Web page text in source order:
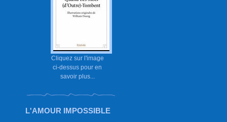
Cliquez sur l'image
ci-dessus pour en
savoir plus...
L'AMOUR IMPOSSIBLE